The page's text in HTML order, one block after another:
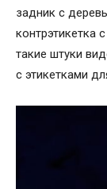
задник с
контрэтикетка
такие штуки
с этикетками